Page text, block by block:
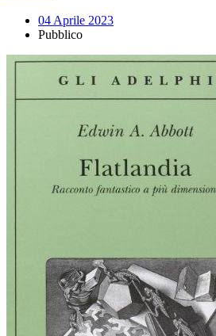
04 Aprile 2023
Pubblico